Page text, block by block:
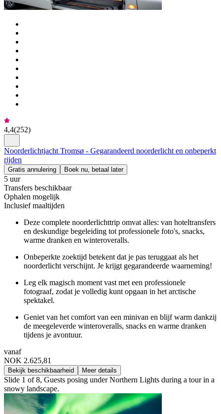
4,4(252)
Noorderlichtjacht Tromsø - Gegarandeerd noorderlicht en onbeperkt
rijden
Gratis annulering Boek nu, betaal later
5 uur
Transfers beschikbaar
Ophalen mogelijk
Inclusief maaltijden
Deze complete noorderlichttrip omvat alles: van hoteltransfers
en deskundige begeleiding tot professionele foto's, snacks,
warme dranken en winteroveralls.
Onbeperkte zoektijd betekent dat je pas teruggaat als het
noorderlicht verschijnt. Je krijgt gegarandeerde waarneming!
Leg elk magisch moment vast met een professionele
fotograaf, zodat je volledig kunt opgaan in het arctische
spektakel.
Geniet van het comfort van een minivan en blijf warm dankzij
de meegeleverde winteroveralls, snacks en warme dranken
tijdens je avontuur.
vanaf
NOK 2.625,81
Bekijk beschikbaarheid Meer details
Slide 1 of 8, Guests posing under Northern Lights during a tour in a
snowy landscape.